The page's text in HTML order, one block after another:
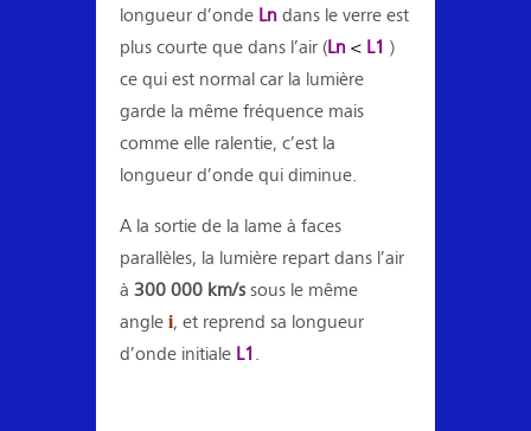
longueur d’onde Ln dans le verre est
plus courte que dans l’air (Ln < L1 )
ce qui est normal car la lumière
garde la même fréquence mais
comme elle ralentie, c’est la
longueur d’onde qui diminue.
A la sortie de la lame à faces
parallèles, la lumière repart dans l’air
à 300 000 km/s sous le même
anglei, et reprend sa longueur
d’onde initiale L1